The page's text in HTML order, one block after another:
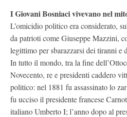
I Giovani Bosniaci vivevano nel
L’omicidio politico era considerato,
da patrioti come Giuseppe Mazzini,
legittimo per sbarazzarsi dei tiranni e
In tutto il mondo, tra la fine
Novecento, re e presidenti caddero
politico: nel 1881 fu assassinato lo
fu ucciso il presidente francese
italiano Umberto I; l’anno dopo al